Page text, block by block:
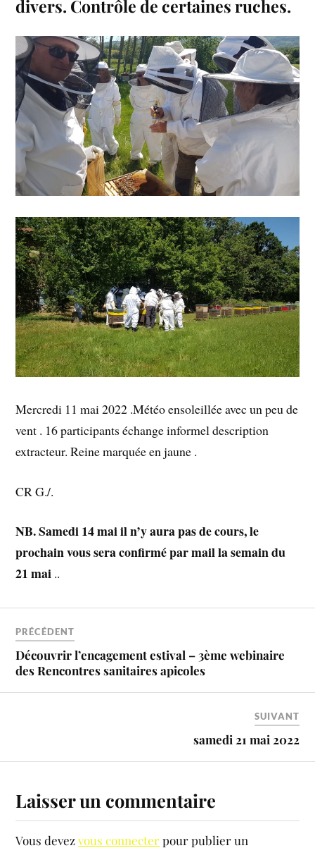
divers. Contrôle de certaines ruches.
Mercredi 11 mai 2022 .Météo ensoleillée avec un peu de
vent . 16 participants échange informel description
extracteur. Reine marquée en jaune .
CR G./.
NB. Samedi 14 mai il n’y aura pas de cours, le
prochain vous sera confirmé par mail la semain du
21 mai ..
PRÉCÉDENT
Découvrir l’encagement estival – 3ème webinaire
des Rencontres sanitaires apicoles
SUIVANT
samedi 21 mai 2022
Laisser un commentaire
Vous devezvous connecterpour publier un